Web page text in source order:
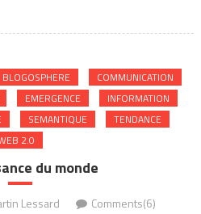
BLOGOSPHERE
COMMUNICATION
EMERGENCE
INFORMATION
SEMANTIQUE
TENDANCE
2.0
du monde
Lessard Comments(6)